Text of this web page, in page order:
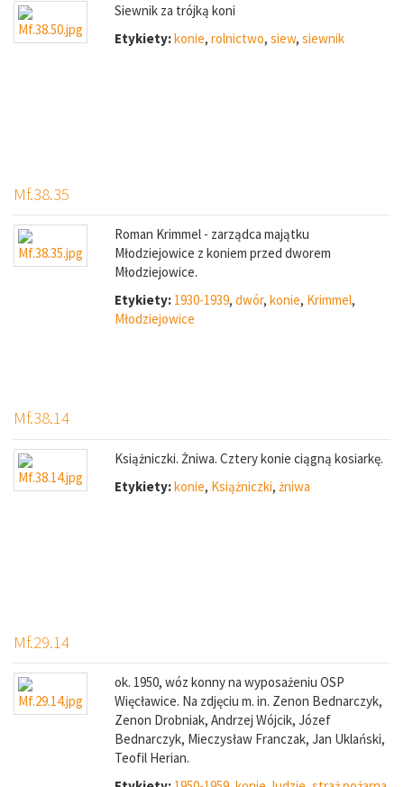
Siewnik za trójką koni
Etykiety:konie, rolnictwo, siew, siewnik
Mf.38.35
Roman Krimmel - zarządca majątku
Młodziejowice z koniem przed dworem
Młodziejowice.
Etykiety: 1930-1939, dwór, konie, Krimmel,
Młodziejowice
Mf.38.14
Książniczki. Żniwa. Cztery konie ciągną kosiarkę.
Etykiety:konie, Książniczki, żniwa
Mf.29.14
ok. 1950, wóz konny na wyposażeniu OSP
Więcławice. Na zdjęciu m. in. Zenon Bednarczyk,
Zenon Drobniak, Andrzej Wójcik, Józef
Bednarczyk, Mieczysław Franczak, Jan Uklański,
Teofil Herian.